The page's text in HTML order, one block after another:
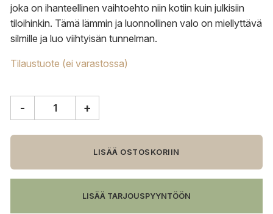
joka on ihanteellinen vaihtoehto niin kotiin kuin julkisiin
tiloihinkin. Tämä lämmin ja luonnollinen valo on miellyttävä
silmille ja luo viihtyisän tunnelman.
Tilaustuote (ei varastossa)
Layer
riippuvalaisin,
matta
- +
LISÄÄ OSTOSKORIIN
LISÄÄ TARJOUSPYYNTÖÖN